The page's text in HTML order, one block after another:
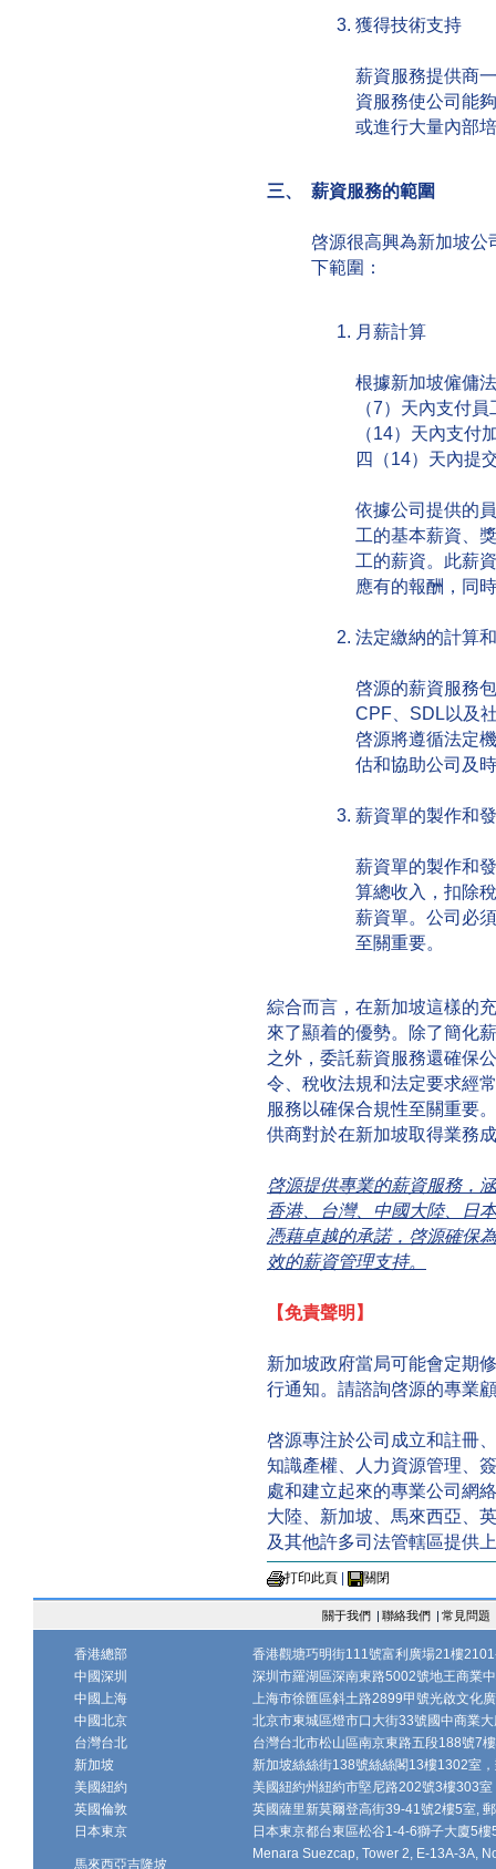
獲得技術支持
薪資服務提供商
資服務使公司能
或進行大量內部
三、 薪資服務的範圍
啓源很高興為新加坡公
下範圍：
月薪計算
根據新加坡僱傭
（7）天內支付
（14）天內支付
四（14）天內提
依據公司提供的
工的基本薪資、
工的薪資。此薪
應有的報酬，同
法定繳納的計算
啓源的薪資服務
CPF、SDL以及
啓源將遵循法定
估和協助公司及
薪資單的製作和
薪資單的製作和
算總收入，扣除
薪資單。公司必
至關重要。
綜合而言，在新加坡這樣的
來了顯着的優勢。除了簡化
之外，委託薪資服務還確保
令、稅收法規和法定要求經
服務以確保合規性至關重要
供商對於在新加坡取得業務
啓源提供專業的薪資服務，
香港、台灣、中國大陸、日
憑藉卓越的承諾，啓源確保
效的薪資管理支持。
【免責聲明】
新加坡政府當局可能會定期
行通知。請諮詢啓源的專業
啓源專注於公司成立和註冊
知識產權、人力資源管理、
處和建立起來的專業公司網
大陸、新加坡、馬來西亞、
及其他許多司法管轄區提供
打印此頁 關閉
關于我們 | 聯絡我們 | 常見問題
香港總部
香港觀塘巧明街111號富利廣場21樓
中國深圳
深圳市羅湖區深南東路5002號地王商業
中國上海
上海市徐匯區斜土路2899甲號光啟文化
中國北京
北京市東城區燈市口大街33號國中商業
台灣台北
台灣台北市松山區南京東路五段188號7
新加坡
新加坡絲絲街138號絲絲閣13樓1302室
美國紐約
美國紐約州紐約市堅尼路202號3樓303
英國倫敦
英國薩里新莫爾登高街39-41號2樓5室,
日本東京
日本東京都台東區松谷1-4-6獅子大廈5
馬來西亞吉隆坡
Menara Suezcap, Tower 2, E-13A-3A,